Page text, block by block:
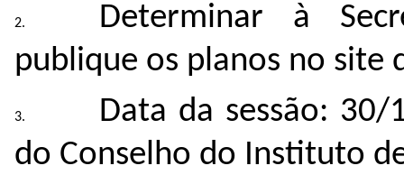
Determinar à
publique os planos no site
Data da sessão:
do Conselho do Instituto